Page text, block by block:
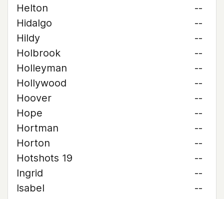
Helton
--
Hidalgo
--
Hildy
--
Holbrook
--
Holleyman
--
Hollywood
--
Hoover
--
Hope
--
Hortman
--
Horton
--
Hotshots 19
--
Ingrid
--
Isabel
--